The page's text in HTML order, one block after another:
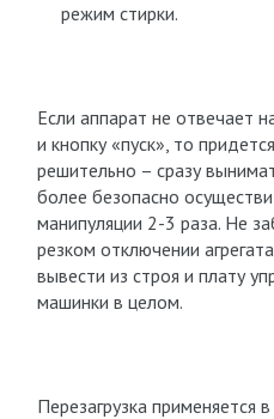
режим стирки.
Если аппарат не отвечает
и кнопку «пуск», то
решительно – сразу
более безопасно
манипуляции 2-3 раза. Не
резком отключении
вывести из строя и плату
машинки в целом.
Перезагрузка применяется